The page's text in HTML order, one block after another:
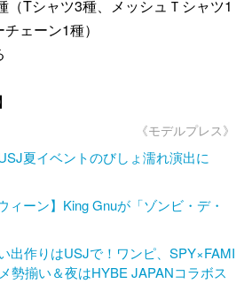
（Tシャツ3種、メッシュＴシャツ1
ェーン1種）
《モデルプレス》
夏イベントのびしょ濡れ演出に
ィーン】King Gnuが「ゾンビ・デ・
出作りはUSJで！ワンピ、SPY×FAMI
勢揃い＆夜はHYBE JAPANコラボス